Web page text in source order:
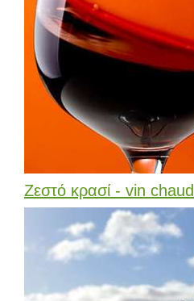
Ζεστό κρασί - vin chaud